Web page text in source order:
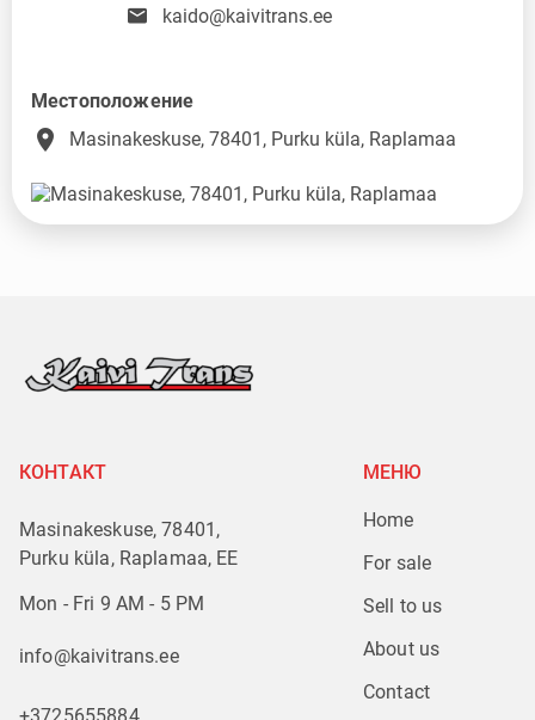
kaido@kaivitrans.ee
Местоположение
place Masinakeskuse, 78401, Purku küla, Raplamaa
КОНТАКТ
Masinakeskuse, 78401,
Purku küla, Raplamaa, EE
Mon - Fri 9 AM - 5 PM
info@kaivitrans.ee
МЕНЮ
Home
For sale
Sell to us
About us
Contact